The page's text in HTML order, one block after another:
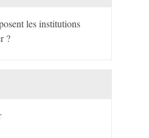
les institutions
?